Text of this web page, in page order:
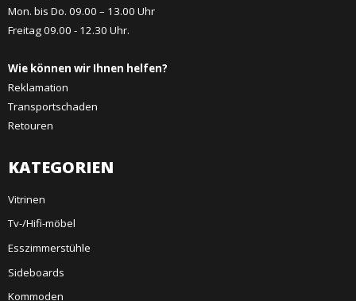
Mon. bis Do. 09.00 – 13.00 Uhr
Freitag 09.00 - 12.30 Uhr.
Wie können wir Ihnen helfen?
Reklamation
Transportschaden
Retouren
KATEGORIEN
Vitrinen
Tv-/Hifi-möbel
Esszimmerstühle
Sideboards
Kommoden